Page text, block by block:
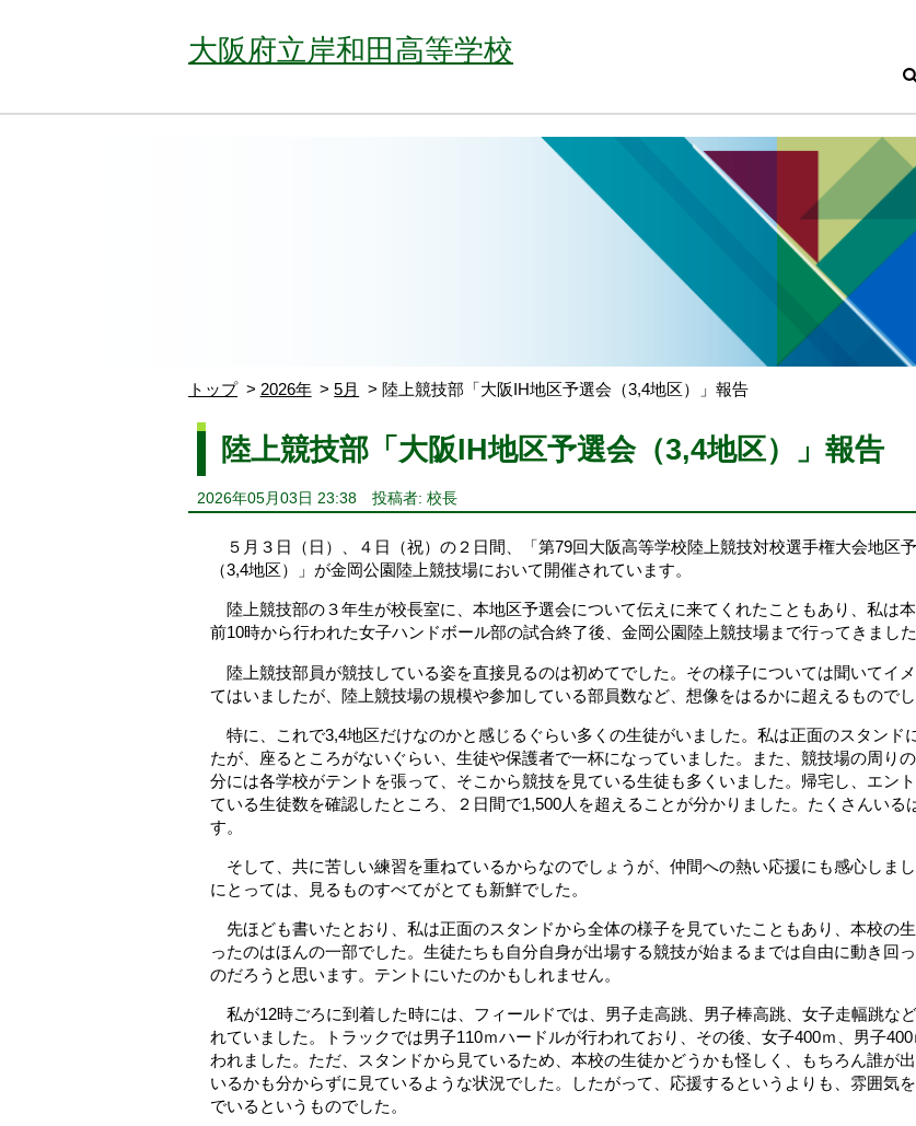
大阪府立岸和田高等学校
トップ 2026年 5月 陸上競技部「大阪IH地区予選会（3,4地区）」報告
陸上競技部「大阪IH地区予選会（3,4地区）」報告
2026年05月03日 23:38 投稿者: 校長
５月３日（日）、４日（祝）の２日間、「第79回大阪高等学校陸上競技対校選手権大会地区
（3,4地区）」が金岡公園陸上競技場において開催されています。
陸上競技部の３年生が校長室に、本地区予選会について伝えに来てくれたこともあり、私は
前10時から行われた女子ハンドボール部の試合終了後、金岡公園陸上競技場まで行ってきました
陸上競技部員が競技している姿を直接見るのは初めてでした。その様子については聞いてイ
てはいましたが、陸上競技場の規模や参加している部員数など、想像をはるかに超えるものでし
特に、これで3,4地区だけなのかと感じるぐらい多くの生徒がいました。私は正面のスタンド
たが、座るところがないぐらい、生徒や保護者で一杯になっていました。また、競技場の周り
分には各学校がテントを張って、そこから競技を見ている生徒も多くいました。帰宅し、エン
ている生徒数を確認したところ、２日間で1,500人を超えることが分かりました。たくさんいる
す。
そして、共に苦しい練習を重ねているからなのでしょうが、仲間への熱い応援にも感心しま
にとっては、見るものすべてがとても新鮮でした。
先ほども書いたとおり、私は正面のスタンドから全体の様子を見ていたこともあり、本校の
ったのはほんの一部でした。生徒たちも自分自身が出場する競技が始まるまでは自由に動き回
のだろうと思います。テントにいたのかもしれません。
私が12時ごろに到着した時には、フィールドでは、男子走高跳、男子棒高跳、女子走幅跳な
れていました。トラックでは男子110ｍハードルが行われており、その後、女子400ｍ、男子
われました。ただ、スタンドから見ているため、本校の生徒かどうかも怪しく、もちろん誰が
いるかも分からずに見ているような状況でした。したがって、応援するというよりも、雰囲気
でいるというものでした。